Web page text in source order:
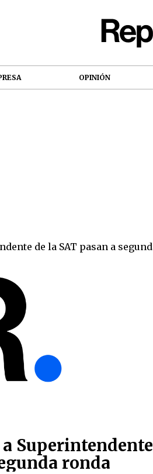
OPINIÓN
Superintendente
ronda